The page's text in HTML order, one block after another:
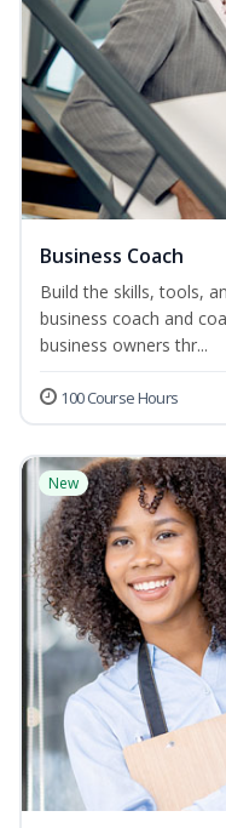
Business Coach
Build the skills, tools,
business coach and
business owners thr...
100 Course Hours
New